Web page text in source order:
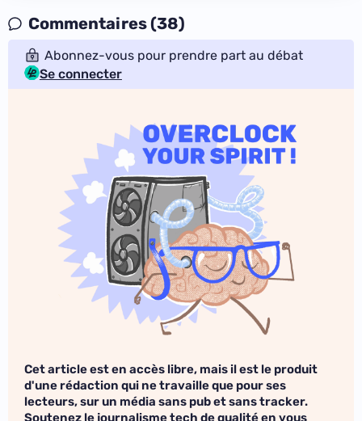
Commentaires (38)
Abonnez-vous pour prendre part au débat
Se connecter
Cet article est en accès libre, mais il est le produit
d'une rédaction qui ne travaille que pour ses
lecteurs, sur un média sans pub et sans tracker.
Soutenez le journalisme tech de qualité en vous